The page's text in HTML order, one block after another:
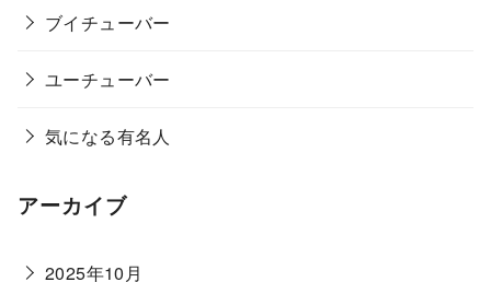
ブイチューバー
ユーチューバー
気になる有名人
アーカイブ
2025年10月